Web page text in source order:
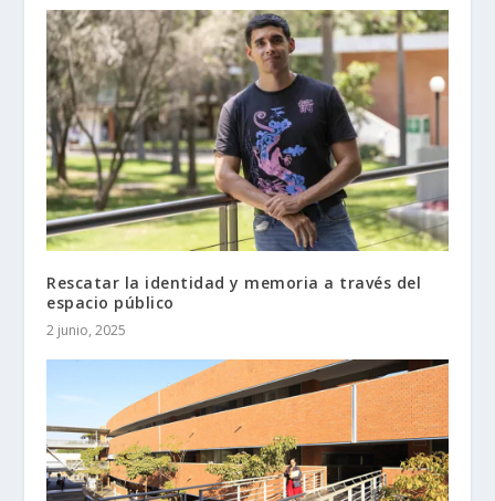
Rescatar la identidad y memoria a través del
espacio público
2 junio, 2025